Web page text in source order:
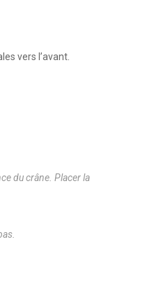
vers l’avant.
du crâne. Placer la